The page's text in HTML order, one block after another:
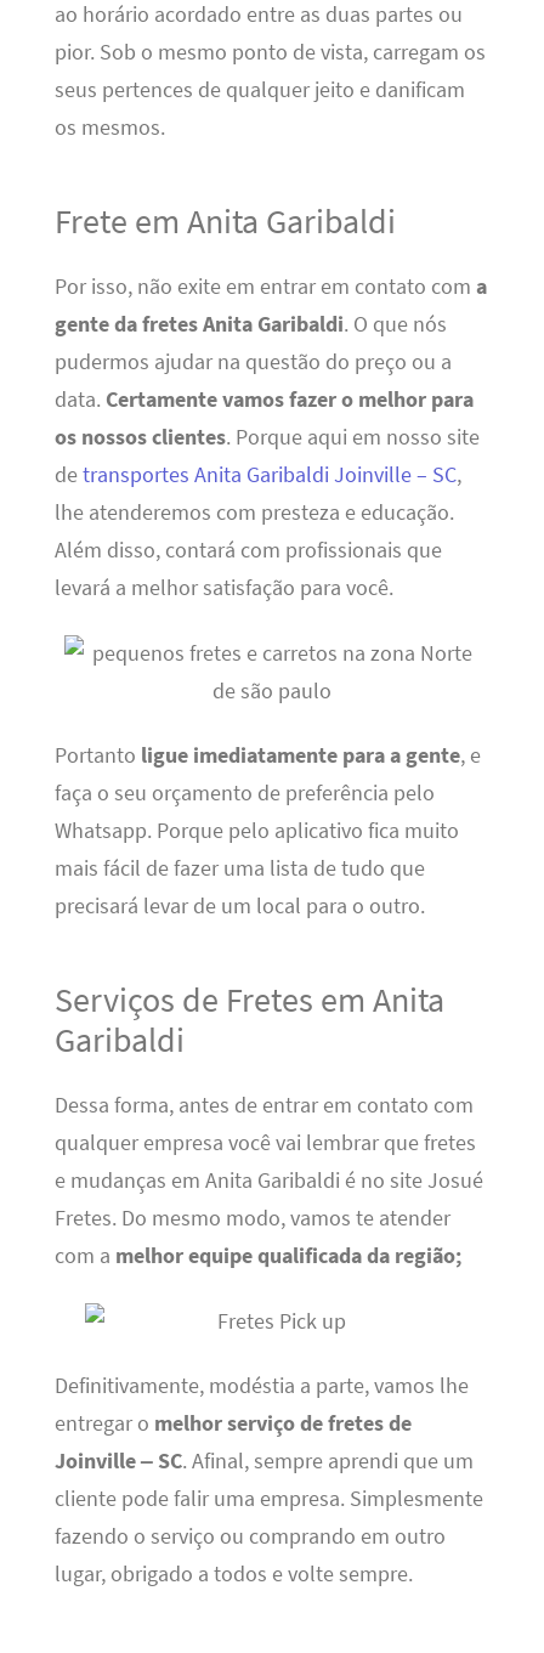
ao horário acordado entre as duas partes ou
pior. Sob o mesmo ponto de vista, carregam os
seus pertences de qualquer jeito e danificam
os mesmos.
Frete em Anita Garibaldi
Por isso, não exite em entrar em contato com a
genteda fretes Anita Garibaldi. O que nós
pudermos ajudar na questão do preço ou a
data. Certamente vamos fazer o melhor para
os nossos clientes. Porque aqui em nosso site
detransportes Anita Garibaldi Joinville – SC,
lhe atenderemos com presteza e educação.
Além disso, contará com profissionais que
levará a melhor satisfação para você.
Portanto ligue imediatamente para a gente, e
faça o seu orçamento de preferência pelo
Whatsapp. Porque pelo aplicativo fica muito
mais fácil de fazer uma lista de tudo que
precisará levar de um local para o outro.
Serviços de Fretes em Anita
Garibaldi
Dessa forma, antes de entrar em contato com
qualquer empresa você vai lembrar que fretes
e mudanças em Anita Garibaldi é no site Josué
Fretes. Do mesmo modo, vamos te atender
com a melhor equipe qualificada da região;
Definitivamente, modéstia a parte, vamos lhe
entregar o melhor serviço de fretes de
Joinville – SC. Afinal, sempre aprendi que um
cliente pode falir uma empresa. Simplesmente
fazendo o serviço ou comprando em outro
lugar, obrigado a todos e volte sempre.